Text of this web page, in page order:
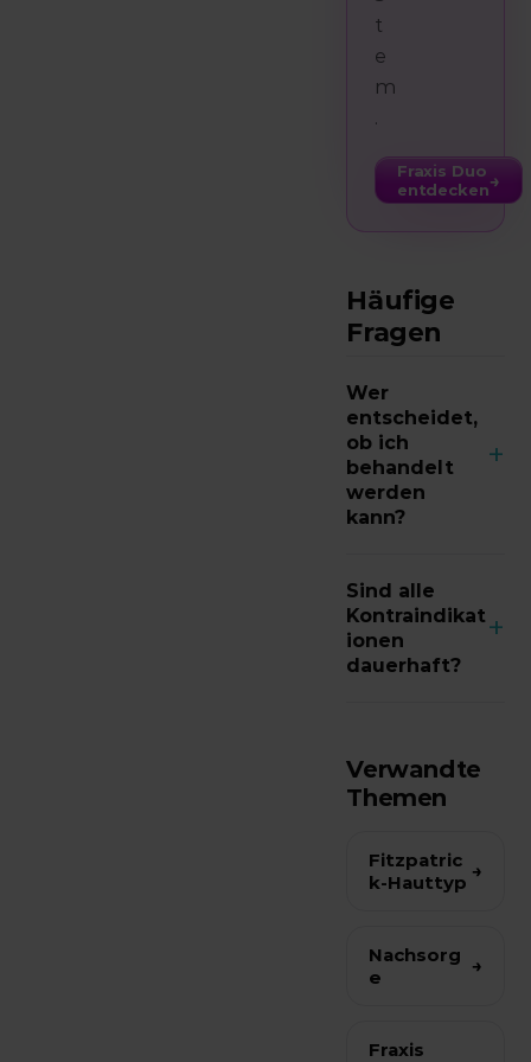
t
e
m
.
Fraxis Duo
entdecken→
Häufige
Fragen
Wer
entscheidet,
ob ich
behandelt
werden
kann?
+
behandelnde
Fachperson
nach einer
Beratungsgesp
räch.
Sind alle
Kontraindikat
ionen
dauerhaft?
+
vorübergehen
Infektion oder
frische Bräune).
können eine
Behandlung
ausschließen.
Verwandte
Themen
Fitzpatric
k-Hauttyp →
Nachsorg
e
→
Fraxis